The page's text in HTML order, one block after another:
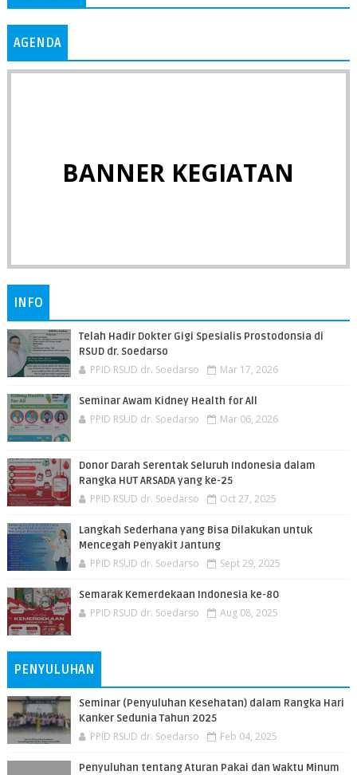
AGENDA
BANNER KEGIATAN
INFO
Telah Hadir Dokter Gigi Spesialis Prostodonsia di
RSUD dr. Soedarso
PPID RSUD dr. Soedarso Mar 17, 2026
Seminar Awam Kidney Health for All
PPID RSUD dr. Soedarso Mar 06, 2026
Donor Darah Serentak Seluruh Indonesia dalam
Rangka HUT ARSADA yang ke-25
PPID RSUD dr. Soedarso Oct 27, 2025
Langkah Sederhana yang Bisa Dilakukan untuk
Mencegah Penyakit Jantung
PPID RSUD dr. Soedarso Sept 29, 2025
Semarak Kemerdekaan Indonesia ke-80
PPID RSUD dr. Soedarso Aug 08, 2025
PENYULUHAN
Seminar (Penyuluhan Kesehatan) dalam Rangka Hari
Kanker Sedunia Tahun 2025
PPID RSUD dr. Soedarso Feb 04, 2025
Penyuluhan tentang Aturan Pakai dan Waktu Minum